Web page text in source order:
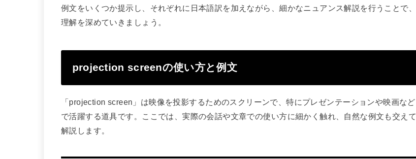
例文をいくつか提示し、それぞれに日本語訳を加えながら、細かなニュアンス解説を行うことで、
理解を深めていきましょう。
projection screenの使い方と例文
「projection screen」は映像を投影するためのスクリーンで、特にプレゼンテーションや映画など
で活躍する道具です。ここでは、実際の会話や文章での使い方に細かく触れ、自然な例文も交えて
解説します。